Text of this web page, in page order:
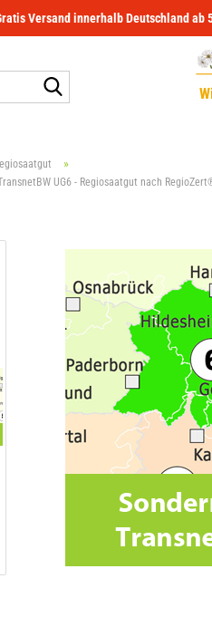
Versand innerhalb Deutschland ab
»
UG6 - Regiosaatgut nach